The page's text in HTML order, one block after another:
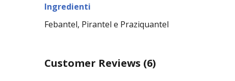
Ingredienti
Febantel, Pirantel e Praziquantel
Customer Reviews (6)